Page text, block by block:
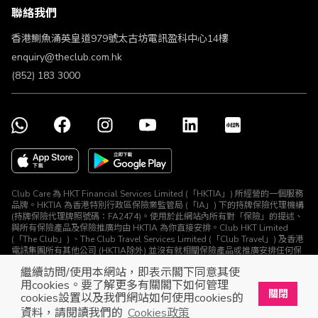
繼續訪問/使用本網站，即表示閣下同意其使
用cookies。要了解更多有關閣下如何管理
cookies設置以及我們網站如何使用cookies的
資料，請閱讀我們的 Cookies政策
關閉
不歧視及不騷擾聲明
認可牌照及通告
聯絡我們
香港鰂魚涌英皇道979號太古坊電訊盈科中心14樓
enquiry@theclub.com.hk
(852) 183 3000
Club Care 為 HKT Financial Services Limited (「HKTIA」) 所經營的一個服務
品牌。HKTIA 為香港特別行政區保險業監管局 (「IA」) 下的持牌保險代理機構
(持牌保險代理牌照號碼：FA2474)。使用於此網站內所有對「保險」的提述、
與所有保險產品及保險推廣均由 HKTIA 為你直接安排。Club HKT Limited
(「The Club」) 、The Club Travel Services Limited (「Club Travel」) 及香港
電訊集團所有其他公司 (HKTIA除外) 並沒有就相關保險產品或推廣安排任何保
© The Club 2026. 保留所有權利
立即下載The Club手機app
展開屬於你的獎賞之旅
開啟